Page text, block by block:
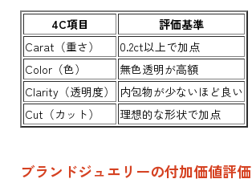
4C項目
評価基準
Carat（重さ）
0.2ct以上で加点
Color（色）
無色透明が高額
Clarity（透明度）
内包物が少ないほど良い
Cut（カット）
理想的な形状で加点
ブランドジュエリーの付加価値評価